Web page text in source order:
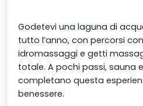
Godetevi una laguna di
tutto l’anno, con percorsi
idromassaggi e getti
totale. A pochi passi, sauna
completano questa
benessere.